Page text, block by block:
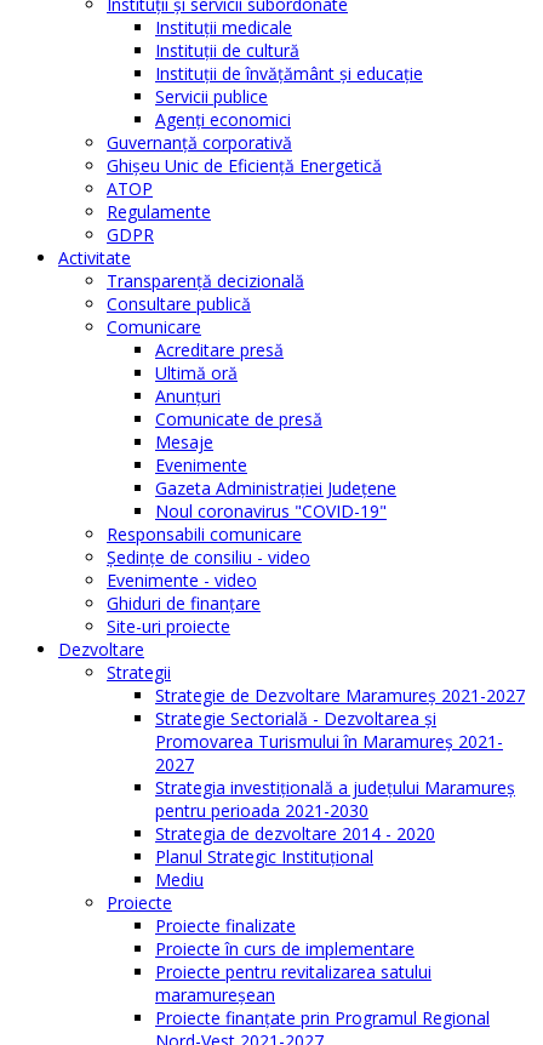
Instituţii medicale
Instituţii de cultură
Instituţii de învăţământ şi educaţie
Servicii publice
Agenţi economici
Guvernanță corporativă
Ghişeu Unic de Eficienţă Energetică
ATOP
Regulamente
GDPR
Activitate
Transparenţă decizională
Consultare publică
Comunicare
Acreditare presă
Ultimă oră
Anunţuri
Comunicate de presă
Mesaje
Evenimente
Gazeta Administraţiei Judeţene
Noul coronavirus "COVID-19"
Responsabili comunicare
Şedinţe de consiliu - video
Evenimente - video
Ghiduri de finanţare
Site-uri proiecte
Dezvoltare
Strategii
Strategie de Dezvoltare Maramureș 2021-2027
Strategie Sectorială - Dezvoltarea și
Promovarea Turismului în Maramureș 2021-
2027
Strategia investiţională a județului Maramureș
pentru perioada 2021-2030
Strategia de dezvoltare 2014 - 2020
Planul Strategic Instituţional
Mediu
Proiecte
Proiecte finalizate
Proiecte în curs de implementare
Proiecte pentru revitalizarea satului
maramureşean
Proiecte finanțate prin Programul Regional